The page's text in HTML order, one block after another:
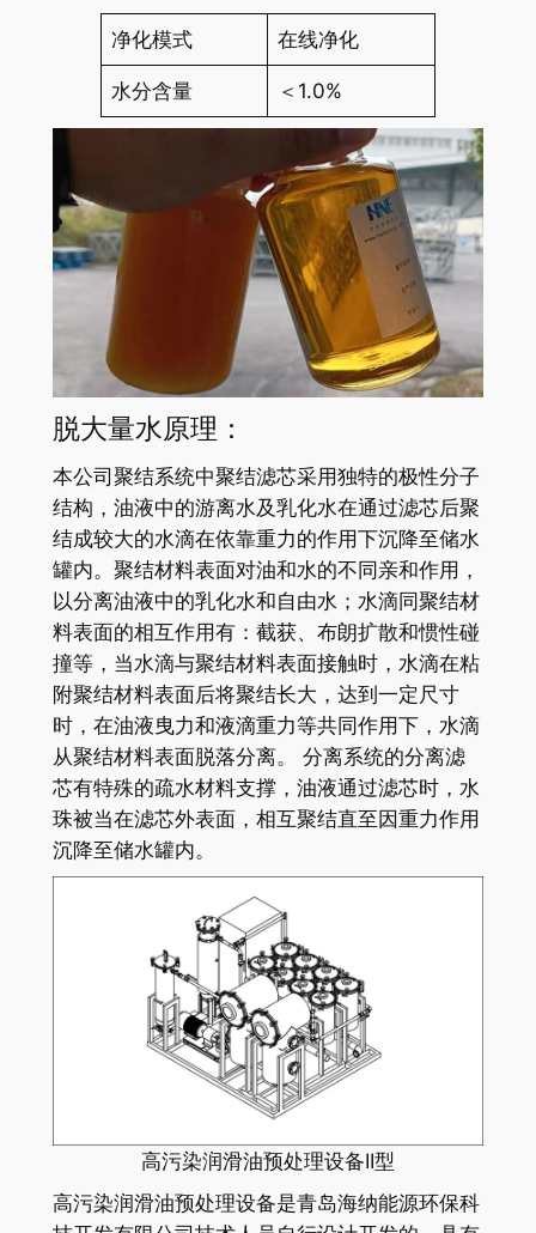
净化模式 在线净化
水分含量 ＜1.0%
脱大量水原理：
本公司聚结系统中聚结滤芯采用独特的极性分子
结构，油液中的游离水及乳化水在通过滤芯后聚
结成较大的水滴在依靠重力的作用下沉降至储水
罐内。聚结材料表面对油和水的不同亲和作用，
以分离油液中的乳化水和自由水；水滴同聚结材
料表面的相互作用有：截获、布朗扩散和惯性碰
撞等，当水滴与聚结材料表面接触时，水滴在粘
附聚结材料表面后将聚结长大，达到一定尺寸
时，在油液曳力和液滴重力等共同作用下，水滴
从聚结材料表面脱落分离。 分离系统的分离滤
芯有特殊的疏水材料支撑，油液通过滤芯时，水
珠被当在滤芯外表面，相互聚结直至因重力作用
沉降至储水罐内。
高污染润滑油预处理设备II型
高污染润滑油预处理设备是青岛海纳能源环保科